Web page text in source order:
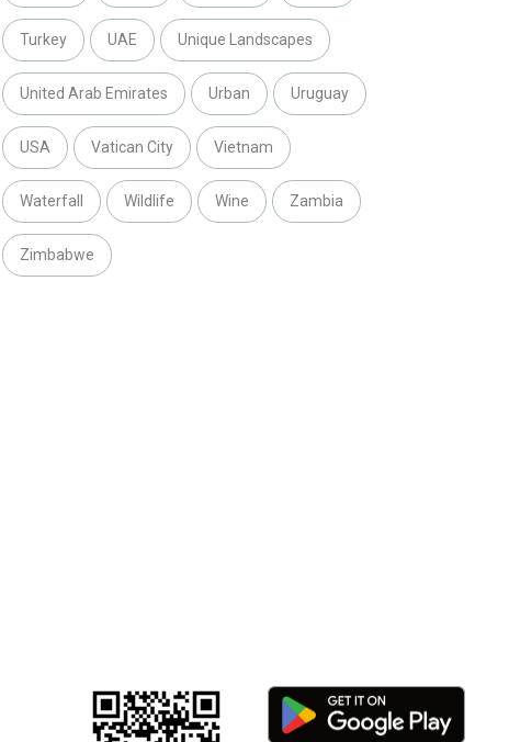
Turkey UAE Unique Landscapes
United Arab Emirates Urban Uruguay
USA Vatican City Vietnam
Waterfall Wildlife Wine Zambia
Zimbabwe